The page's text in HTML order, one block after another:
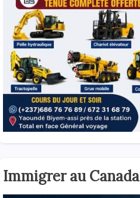
Immigrer au Canada